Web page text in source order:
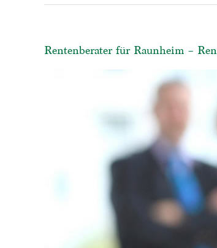
Rentenberater für Raunheim –